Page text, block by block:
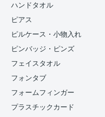
ハンドタオル
ピアス
ピルケース・小物入れ
ピンバッジ・ピンズ
フェイスタオル
フォンタブ
フォームフィンガー
プラスチックカード